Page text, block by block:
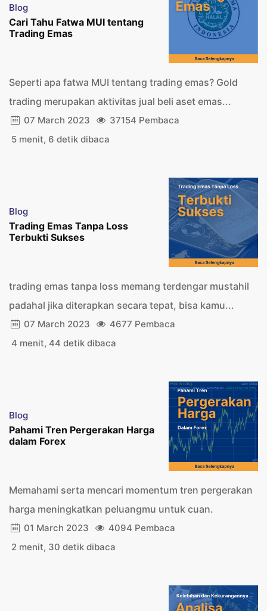
Blog
Cari Tahu Fatwa MUI tentang
Trading Emas
Seperti apa fatwa MUI tentang trading emas? Gold
trading merupakan aktivitas jual beli aset emas...
07 March 2023
37154 Pembaca
5 menit, 6 detik dibaca
Blog
Trading Emas Tanpa Loss
Terbukti Sukses
trading emas tanpa loss memang terdengar mustahil
padahal jika diterapkan secara tepat, bisa kamu...
07 March 2023
4677 Pembaca
4 menit, 44 detik dibaca
Blog
Pahami Tren Pergerakan Harga
dalam Forex
Memahami serta mencari momentum tren pergerakan
harga meningkatkan peluangmu untuk cuan.
01 March 2023
4094 Pembaca
2 menit, 30 detik dibaca